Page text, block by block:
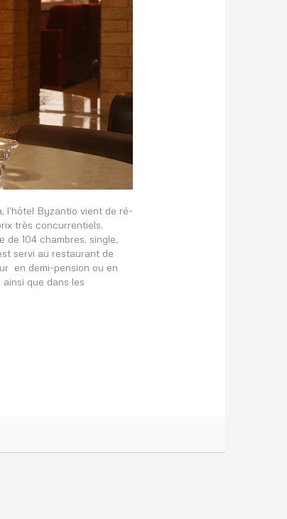
l’hôtel Byzantio vient de ré-
très concurrentiels.
de 104 chambres, single,
servi au restaurant de
en demi-pension ou en
que dans les